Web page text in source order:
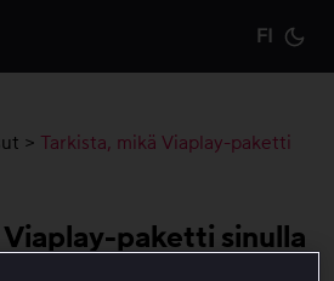
FI
>
Tarkista, mikä Viaplay-paketti
paketti sinulla